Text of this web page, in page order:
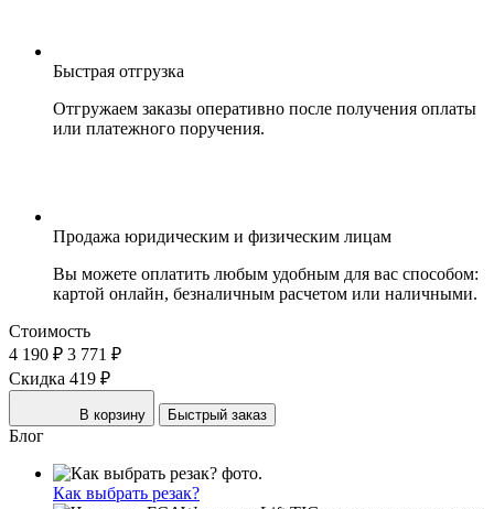
Быстрая отгрузка
Отгружаем заказы оперативно после получения оплаты
или платежного поручения.
Продажа юридическим и физическим лицам
Вы можете оплатить любым удобным для вас способом:
картой онлайн, безналичным расчетом или наличными.
Стоимость
4 190 ₽ 3 771 ₽
Скидка 419 ₽
В корзину Быстрый заказ
Блог
Как выбрать резак?